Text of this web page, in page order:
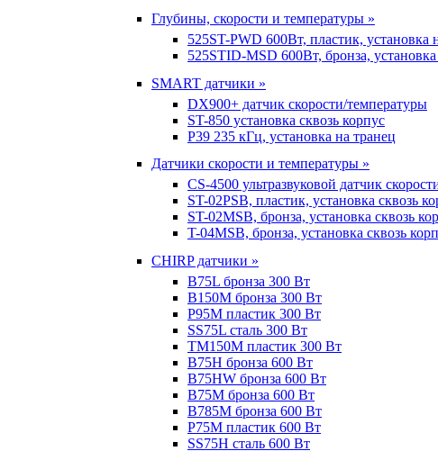
Глубины, скорости и температуры »
525ST-PWD 600Вт, пластик, установка
525STID-MSD 600Вт, бронза, установка
SMART датчики »
DX900+ датчик скорости/температуры
ST-850 установка сквозь корпус
P39 235 кГц, установка на транец
Датчики скорости и температуры »
CS-4500 ультразвуковой датчик
ST-02PSB, пластик, установка сквозь
ST-02MSB, бронза, установка сквозь
T-04MSB, бронза, установка сквозь
CHIRP датчики »
B75L бронза 300 Вт
B150M бронза 300 Вт
P95M пластик 300 Вт
SS75L сталь 300 Вт
TM150M пластик 300 Вт
B75H бронза 600 Вт
B75HW бронза 600 Вт
B75M бронза 600 Вт
B785M бронза 600 Вт
P75M пластик 600 Вт
SS75H сталь 600 Вт